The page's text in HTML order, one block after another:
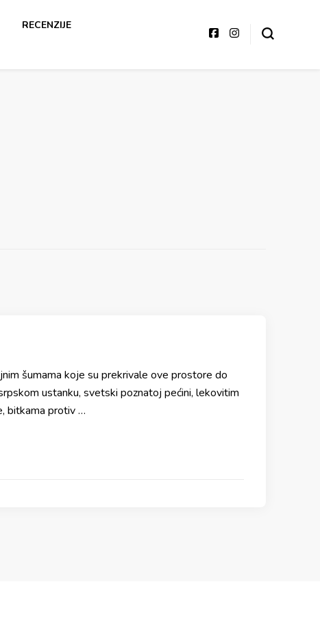
RECENZIJE
šumama koje su prekrivale ove prostore do
ustanku, svetski poznatoj pećini, lekovitim
bitkama protiv …